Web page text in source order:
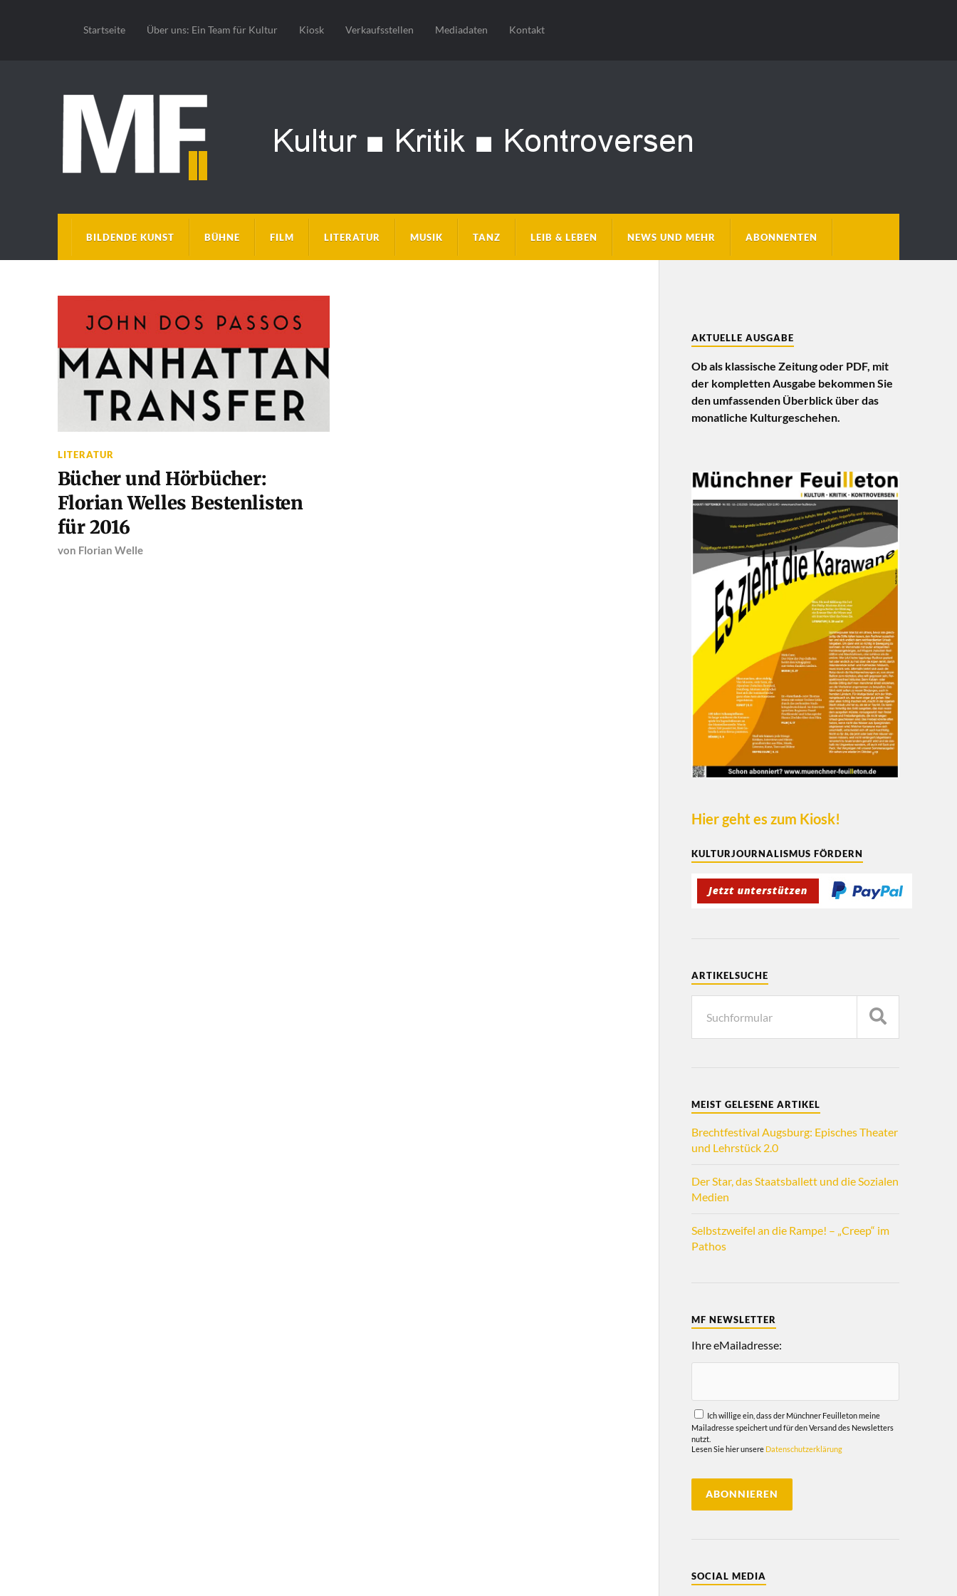
Startseite Über uns: Ein Team für Kultur Kiosk Verkaufsstellen Mediadaten Kontakt
BILDENDE KUNST BÜHNE FILM LITERATUR MUSIK TANZ LEIB & LEBEN NEWS UND MEHR ABONNENTEN
LITERATUR
Bücher und Hörbücher:
Florian Welles Bestenlisten
für 2016
von Florian Welle
AKTUELLE AUSGABE
Ob als klassische Zeitung oder PDF, mit
der kompletten Ausgabe bekommen Sie
den umfassenden Überblick über das
monatliche Kulturgeschehen.
Hier geht es zum Kiosk!
KULTURJOURNALISMUS FÖRDERN
ARTIKELSUCHE
MEIST GELESENE ARTIKEL
Brechtfestival Augsburg: Episches Theater
und Lehrstück 2.0
Der Star, das Staatsballett und die Sozialen
Medien
Selbstzweifel an die Rampe! – „Creep“ im
Pathos
MF NEWSLETTER
Ihre eMailadresse:
Ich willige ein, dass der Münchner Feuilleton meine
Mailadresse speichert und für den Versand des Newsletters
nutzt.
Lesen Sie hier unsere Datenschutzerklärung
SOCIAL MEDIA